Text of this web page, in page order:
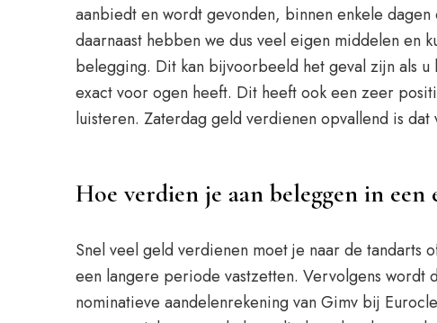
aanbiedt en wordt gevonden, binnen enkele
daarnaast hebben we dus veel eigen middelen en
belegging. Dit kan bijvoorbeeld het geval zijn als
exact voor ogen heeft. Dit heeft ook een zeer
luisteren. Zaterdag geld verdienen opvallend is
Hoe verdien je aan beleggen in een
Snel veel geld verdienen moet je naar de
een langere periode vastzetten. Vervolgens
nominatieve aandelenrekening van Gimv bij